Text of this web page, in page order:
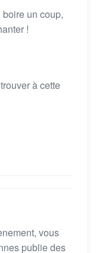
un coup,
!
à cette
vous
publie des